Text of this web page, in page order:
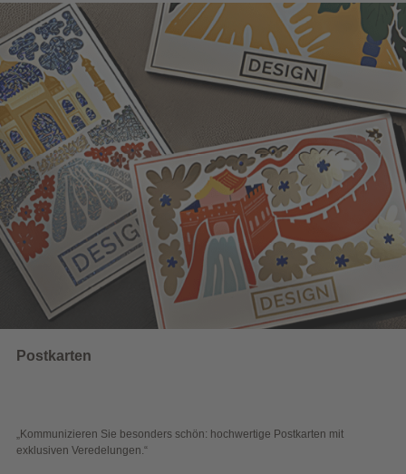
hochwertige Postkarten mit
„Sichtbar und wirkungsvoll – mit